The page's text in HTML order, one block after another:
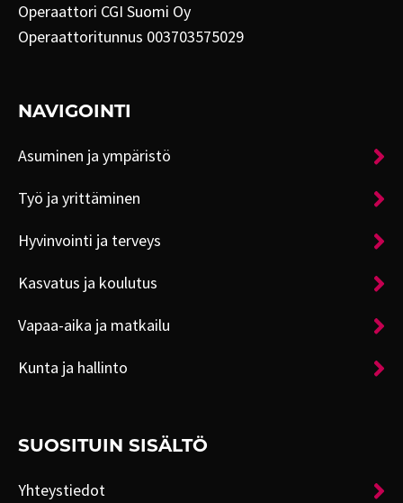
Operaattori CGI Suomi Oy
Operaattoritunnus 003703575029
NAVIGOINTI
Asuminen ja ympäristö
Työ ja yrittäminen
Hyvinvointi ja terveys
Kasvatus ja koulutus
Vapaa-aika ja matkailu
Kunta ja hallinto
SUOSITUIN SISÄLTÖ
Yhteystiedot